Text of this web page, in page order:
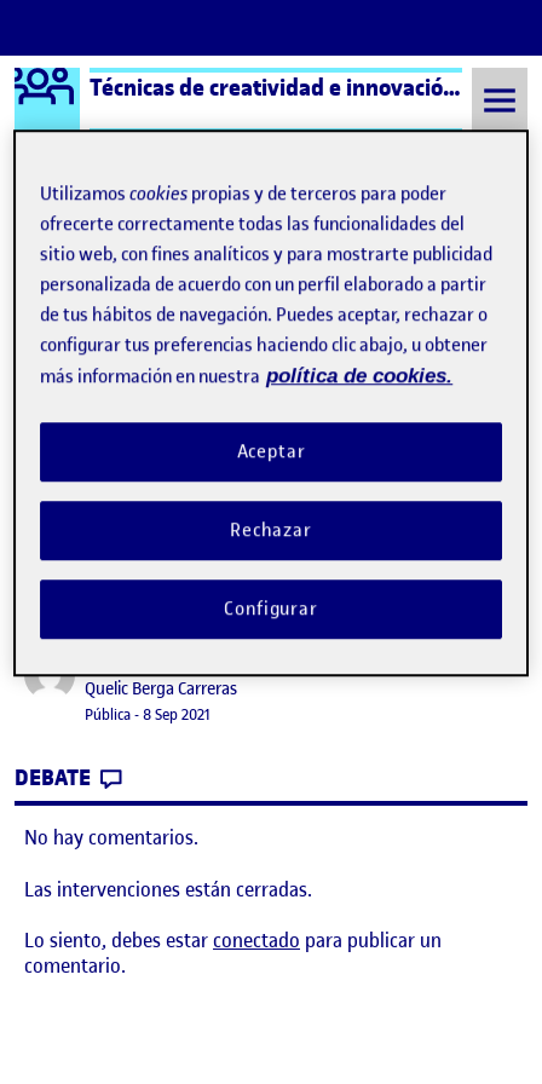
Saltar al contenido
Logo Ágora Técnicas de creatividad e innovación aula 1
Semestre 20152 - Aula 1 Quelic Berga Carreras
Quelic Berga Carreras
Publicado por
Quelic Berga Carreras
Visibilidad:
Pública-Fecha de publicación
8 Sep 2021
DEBATE
No hay comentarios.
Las intervenciones están cerradas.
Lo siento, debes estarconectado para publicar un
comentario.
Utilizamoscookies propias y de terceros para poder
ofrecerte correctamente todas las funcionalidades del
sitio web, con fines analíticos y para mostrarte publicidad
personalizada de acuerdo con un perfil elaborado a partir
de tus hábitos de navegación. Puedes aceptar, rechazar o
configurar tus preferencias haciendo clic abajo, u obtener
más información en nuestra política de cookies.
Rechazar
Aceptar
Configurar